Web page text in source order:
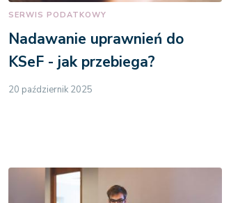
SERWIS PODATKOWY
Nadawanie uprawnień do
KSeF - jak przebiega?
20 październik 2025